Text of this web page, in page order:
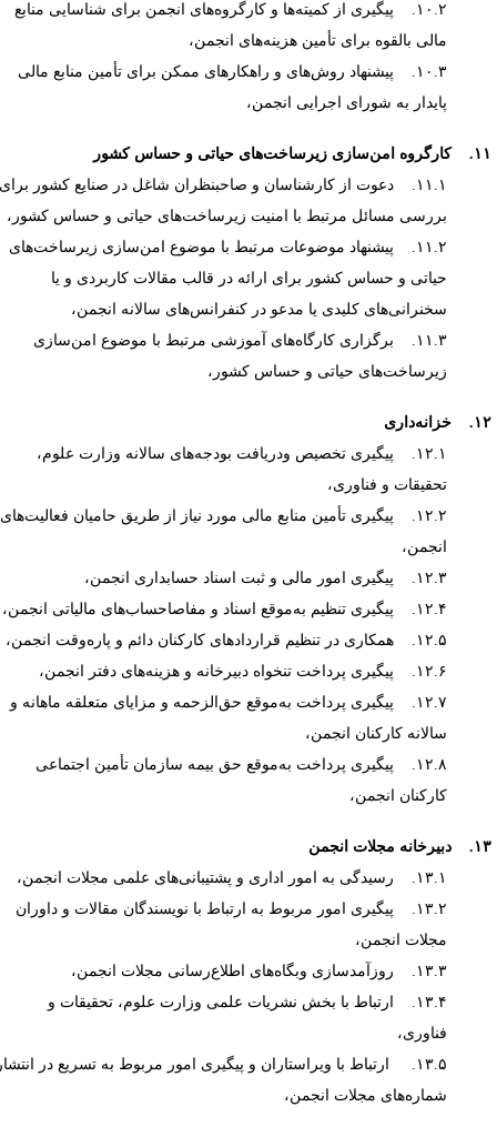
۱۰.۲. پیگیری از کمیته‌ها و کارگروه‌های انجمن برای شناسایی منابع
مالی بالقوه برای تأمین هزینه‌های انجمن،
۱۰.۳. پیشنهاد روش‌های و راهکارهای ممکن برای تأمین منابع مالی
پایدار به شورای اجرایی انجمن،
حیاتی و حساس کشور
۱۱.۱. دعوت از کارشناسان و صاحبنظران شاغل در صنایع کشور برای
بررسی مسائل مرتبط با امنیت زیرساخت‌های حیاتی و حساس کشور،
۱۱.۲. پیشنهاد موضوعات مرتبط با موضوع امن‌سازی زیرساخت‌های
حیاتی و حساس کشور برای ارائه در قالب مقالات کاربردی و یا
سخنرانی‌های کلیدی یا مدعو در کنفرانس‌های سالانه انجمن،
۱۱.۳. برگزاری کارگاه‌های آموزشی مرتبط با موضوع امن‌سازی
زیرساخت‌های حیاتی و حساس کشور،
۱۲.۱. پیگیری تخصیص ودریافت بودجه‌های سالانه وزارت علوم،
تحقیقات و فناوری،
۱۲.۲. پیگیری تأمین منابع مالی مورد نیاز از طریق حامیان فعالیت‌های
انجمن،
۱۲.۳. پیگیری امور مالی و ثبت اسناد حسابداری انجمن،
۱۲.۴. پیگیری تنظیم به‌موقع اسناد و مفاصاحساب‌های مالیاتی انجمن،
۱۲.۵. همکاری در تنظیم قراردادهای کارکنان دائم و پاره‌وقت انجمن،
۱۲.۶. پیگیری پرداخت تنخواه دبیرخانه و هزینه‌های دفتر انجمن،
۱۲.۷. پیگیری پرداخت به‌موقع حق‌الزحمه و مزایای متعلقه ماهانه و
سالانه کارکنان انجمن،
۱۲.۸. پیگیری پرداخت به‌موقع حق بیمه سازمان تأمین اجتماعی
کارکنان انجمن،
مجلات انجمن
۱۳.۱. رسیدگی به امور اداری و پشتیبانی‌های علمی مجلات انجمن،
۱۳.۲. پیگیری امور مربوط به ارتباط با نویسندگان مقالات و داوران
مجلات انجمن،
۱۳.۳. روزآمدسازی وبگاه‌های اطلاع‌رسانی مجلات انجمن،
۱۳.۴. ارتباط با بخش نشریات علمی وزارت علوم، تحقیقات و
فناوری،
۱۳.۵. ارتباط با ویراستاران و پیگیری امور مربوط به تسریع در انتشار
شماره‌های مجلات انجمن،